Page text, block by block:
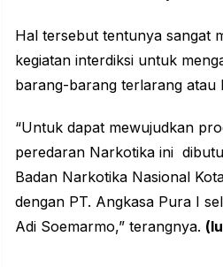
Hal tersebut tentunya sangat
kegiatan interdiksi untuk
barang-barang terlarang atau
“Untuk dapat mewujudkan
peredaran Narkotika ini
Badan Narkotika Nasional
dengan PT. Angkasa Pura I
Adi Soemarmo,” terangnya.